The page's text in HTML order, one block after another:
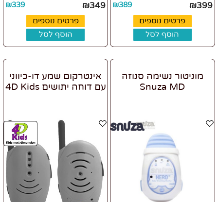
₪399
₪389
פרטים נוספים
הוסף לסל
₪349
₪339
פרטים נוספים
הוסף לסל
מוניטור נשימה סנוזה
Snuza MD
אינטרקום שמע דו-כיווני
עם דוחה יתושים 4D Kids